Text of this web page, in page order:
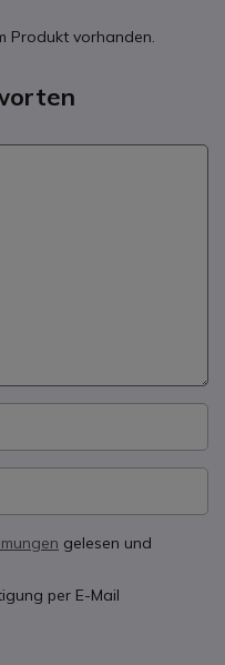
Produkt vorhanden.
gelesen und
per E-Mail